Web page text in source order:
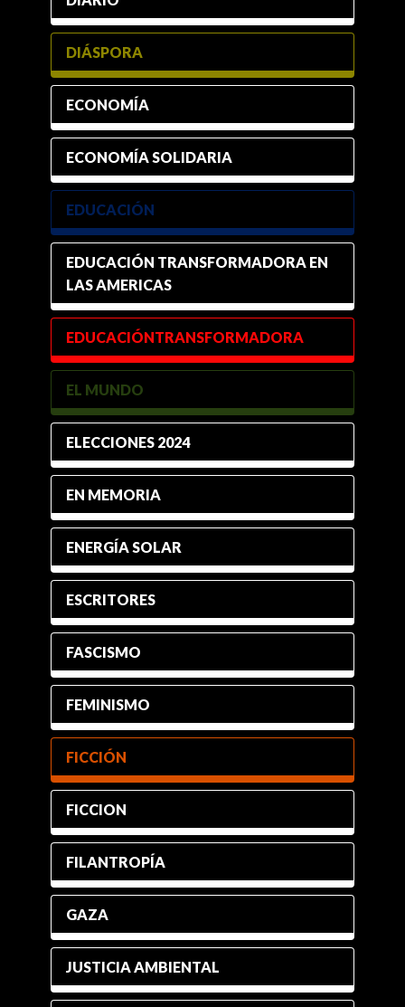
DIÁSPORA
ECONOMÍA
ECONOMÍA SOLIDARIA
EDUCACIÓN
EDUCACIÓN TRANSFORMADORA EN
LAS AMERICAS
EDUCACIÓNTRANSFORMADORA
EL MUNDO
ELECCIONES 2024
EN MEMORIA
ENERGÍA SOLAR
ESCRITORES
FASCISMO
FEMINISMO
FICCIÓN
FICCION
FILANTROPÍA
GAZA
JUSTICIA AMBIENTAL